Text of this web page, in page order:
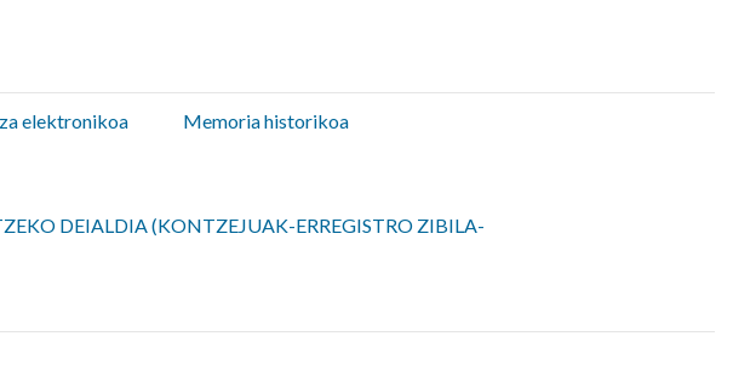
elektronikoa Memoria historikoa
DEIALDIA (KONTZEJUAK-ERREGISTRO ZIBILA-